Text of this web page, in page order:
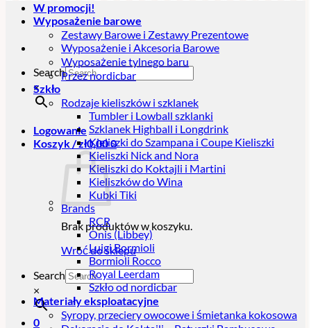
Search
×
Logowanie
Koszyk /zł0,000
Brak produktów w koszyku.
Wróć do sklepu
Search
×
0
W promocji!
Wyposażenie barowe
Zestawy Barowe i Zestawy Prezentowe
Wyposażenie i Akcesoria Barowe
Wyposażenie tylnego baru
Przez nordicbar
Szkło
Rodzaje kieliszków i szklanek
Tumbler i Lowball szklanki
Szklanek Highball i Longdrink
Kieliszki do Szampana i Coupe Kieliszki
Kieliszki Nick and Nora
Kieliszki do Koktajli i Martini
Kieliszków do Wina
Kubki Tiki
Brands
RCR
Onis (Libbey)
Luigi Bormioli
Bormioli Rocco
Royal Leerdam
Szkło od nordicbar
Materiały eksploatacyjne
Syropy, przeciery owocowe i śmietanka kokosowa